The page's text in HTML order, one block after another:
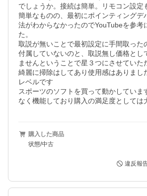
でしょうか。接続は簡単。リモコン設定
簡単なものの、最初にポインティングデ
法がわからなかったのでYouTubeを参考
た。
取説が無いことで最初設定に手間取った
付属していないのと、取説無し価格とし
ませんということで星３つにさせていた
綺麗に掃除はしてあり使用感はありまし
レベルです
スポーツのソフトを買って動かしていま
なく機能しており購入の満足度としては
購入した商品
状態/中古
違反報